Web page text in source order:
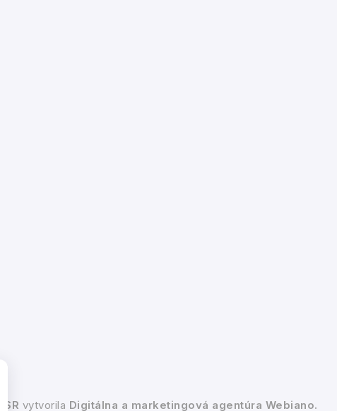
vytvorila Digitálna a marketingová agentúra Webiano.